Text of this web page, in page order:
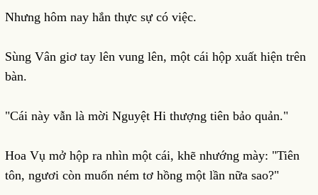
Nhưng hôm nay hắn thực sự có việc.
Sùng Vân giơ tay lên vung lên, một cái hộp xuất hiện trên
bàn.
"Cái này vẫn là mời Nguyệt Hi thượng tiên bảo quản."
Hoa Vụ mở hộp ra nhìn một cái, khẽ nhướng mày: "Tiên
tôn, ngươi còn muốn ném tơ hồng một lần nữa sao?"